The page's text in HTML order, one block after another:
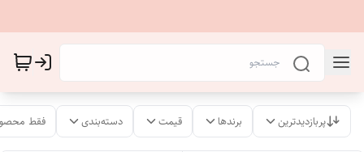
پربازدیدترین برندها قیمت دسته‌بندی فقط